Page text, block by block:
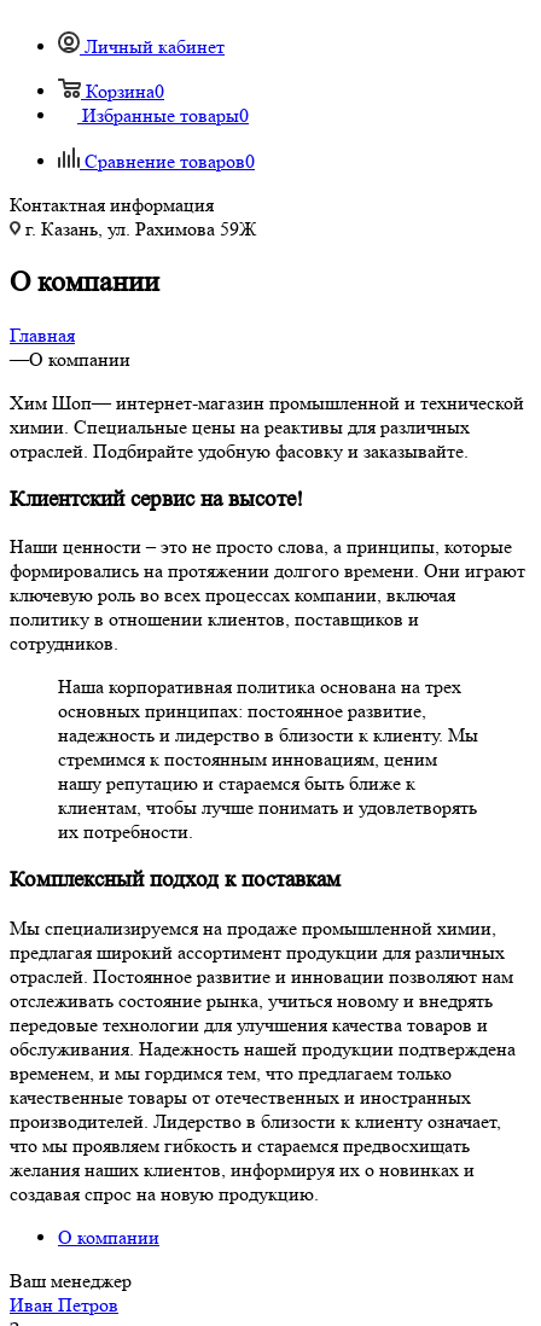
Личный кабинет
Корзина0
Избранные товары0
Сравнение товаров0
Контактная информация
г. Казань, ул. Рахимова 59Ж
О компании
Главная
—О компании
Хим Шоп— интернет-магазин промышленной и технической
химии. Специальные цены на реактивы для различных
отраслей. Подбирайте удобную фасовку и заказывайте.
Клиентский сервис на высоте!
Наши ценности – это не просто слова, а принципы, которые
формировались на протяжении долгого времени. Они играют
ключевую роль во всех процессах компании, включая
политику в отношении клиентов, поставщиков и
сотрудников.
Наша корпоративная политика основана на трех
основных принципах: постоянное развитие,
надежность и лидерство в близости к клиенту. Мы
стремимся к постоянным инновациям, ценим
нашу репутацию и стараемся быть ближе к
клиентам, чтобы лучше понимать и удовлетворять
их потребности.
Комплексный подход к поставкам
Мы специализируемся на продаже промышленной химии,
предлагая широкий ассортимент продукции для различных
отраслей. Постоянное развитие и инновации позволяют нам
отслеживать состояние рынка, учиться новому и внедрять
передовые технологии для улучшения качества товаров и
обслуживания. Надежность нашей продукции подтверждена
временем, и мы гордимся тем, что предлагаем только
качественные товары от отечественных и иностранных
производителей. Лидерство в близости к клиенту означает,
что мы проявляем гибкость и стараемся предвосхищать
желания наших клиентов, информируя их о новинках и
создавая спрос на новую продукцию.
О компании
Ваш менеджер
Иван Петров